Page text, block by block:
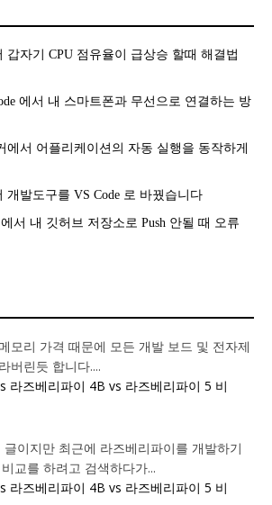
갑자기 CPU 점유율이 급상승 할때 해결법
에서 내 스마트폰과 무선으로 연결하는 방
에서 어플리케이션의 자동 실행을 동작하게
개발도구를 VS Code 로 바꿨습니다
에서 내 깃허브 저장소로 Push 안될 때 오류
모리 가격 때문에 모든 개발 보드 및 전자제
버린듯 합니다....
라즈베리파이 4B vs 라즈베리파이 5 비
글이지만 최근에 라즈베리파이를 개발하기
교를 하려고 검색하다가...
라즈베리파이 4B vs 라즈베리파이 5 비